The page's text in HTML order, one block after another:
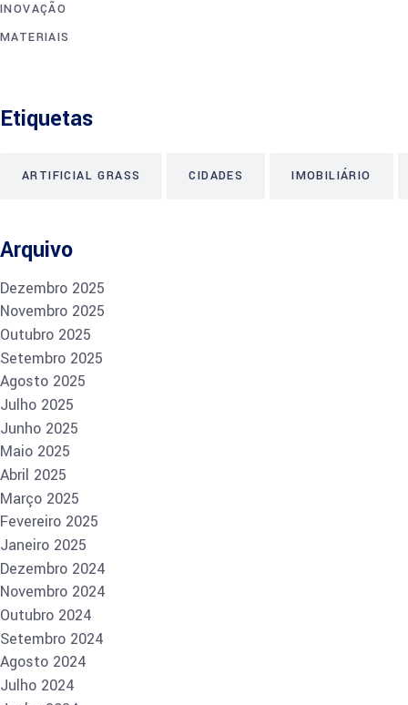
INOVAÇÃO
MATERIAIS
Etiquetas
ARTIFICIAL GRASS CIDADES IMOBILIÁRIO
Arquivo
Dezembro 2025
Novembro 2025
Outubro 2025
Setembro 2025
Agosto 2025
Julho 2025
Junho 2025
Maio 2025
Abril 2025
Março 2025
Fevereiro 2025
Janeiro 2025
Dezembro 2024
Novembro 2024
Outubro 2024
Setembro 2024
Agosto 2024
Julho 2024